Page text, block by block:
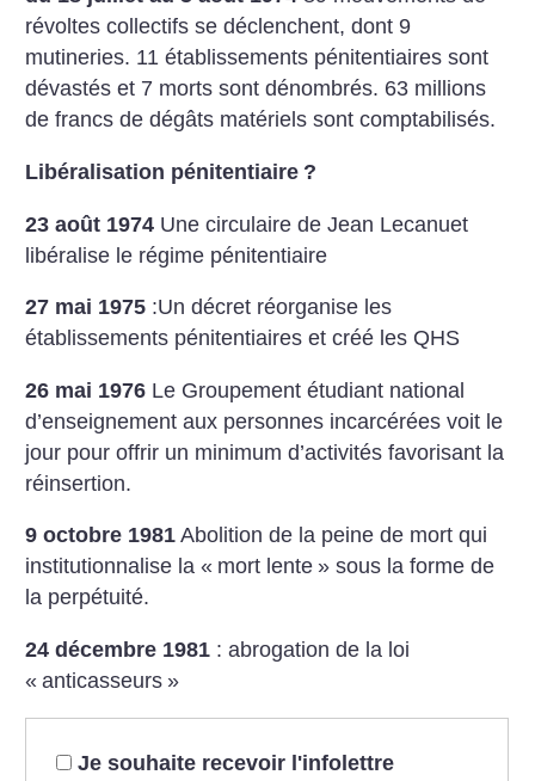
révoltes collectifs se déclenchent, dont 9
mutineries. 11 établissements pénitentiaires sont
dévastés et 7 morts sont dénombrés. 63 millions
de francs de dégâts matériels sont comptabilisés.
Libéralisation pénitentiaire ?
23 août 1974 Une circulaire de Jean Lecanuet
libéralise le régime pénitentiaire
27 mai 1975 :Un décret réorganise les
établissements pénitentiaires et créé les QHS
26 mai 1976 Le Groupement étudiant national
d’enseignement aux personnes incarcérées voit le
jour pour offrir un minimum d’activités favorisant la
réinsertion.
9 octobre 1981 Abolition de la peine de mort qui
institutionnalise la « mort lente » sous la forme de
la perpétuité.
24 décembre 1981 : abrogation de la loi
« anticasseurs »
Je souhaite recevoir l'infolettre